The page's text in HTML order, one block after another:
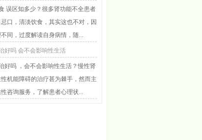
误区知多少？很多肾功能不全患者
口，清淡饮食，其实这也不对，因
同，过度解读自身病情，随...
好吗 会不会影响性生活
好吗 ，会不会影响性生活？慢性肾
机能障碍的治疗甚为棘手，然而主
咨询服务，了解患者心理状...